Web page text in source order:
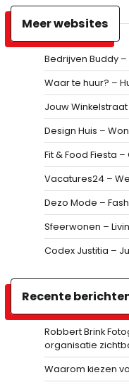
Meer websites
Bedrijven Buddy –
Waar te huur? –
Jouw
Design Huis –
Fit & Food Fiesta
Vacatures24 –
Dezo Mode –
Sfeerwonen –
Codex Justitia –
Recente
Robbert Brink
organisatie
Waarom kiezen